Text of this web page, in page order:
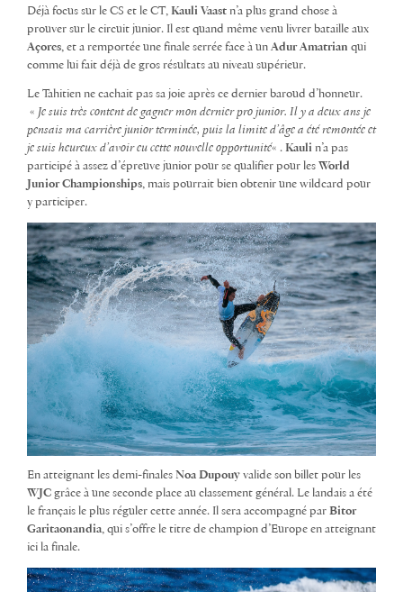
Déjà focus sur le CS et le CT, Kauli Vaast n’a plus grand chose à
prouver sur le circuit junior. Il est quand même venu livrer bataille aux
Açores, et a remportée une finale serrée face à un Adur Amatrian qui
comme lui fait déjà de gros résultats au niveau supérieur.
Le Tahitien ne cachait pas sa joie après ce dernier baroud d’honneur.
« Je suis très content de gagner mon dernier pro junior. Il y a deux ans je
pensais ma carrière junior terminée, puis la limite d’âge a été remontée et
je suis heureux d’avoir eu cette nouvelle opportunité« . Kauli n’a pas
participé à assez d’épreuve junior pour se qualifier pour les World
Junior Championships, mais pourrait bien obtenir une wildcard pour
y participer.
En atteignant les demi-finales Noa Dupouy valide son billet pour les
WJC grâce à une seconde place au classement général. Le landais a été
le français le plus réguler cette année. Il sera accompagné par Bitor
Garitaonandia, qui s’offre le titre de champion d’Europe en atteignant
ici la finale.